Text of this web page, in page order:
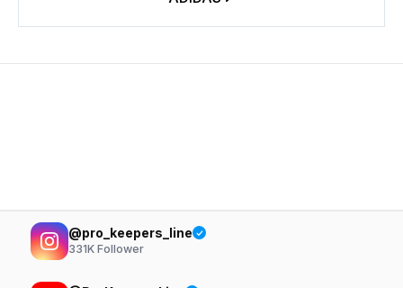
@pro_keepers_line
331K Follower